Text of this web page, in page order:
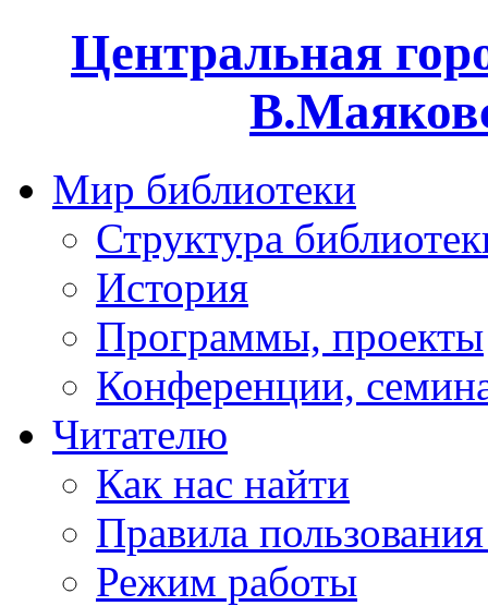
Центральная
Мир библиотеки
Структура
История
Программы, проекты
Конференции,
Читателю
Как нас найти
Правила
Режим работы